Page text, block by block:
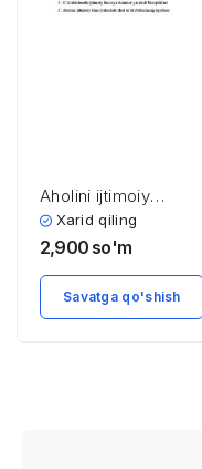
Aholini ijtimoiy
himoyalash asoslari
Xarid qiling
2,900 so'm
Savatga qo'shish